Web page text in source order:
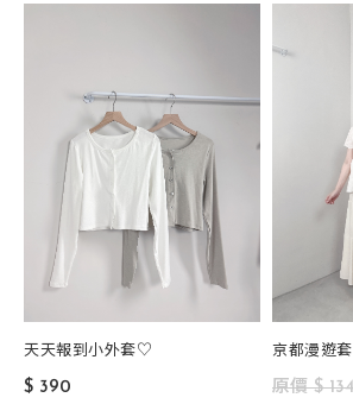
天天報到小外套♡
$ 390
京都漫遊
原價 $